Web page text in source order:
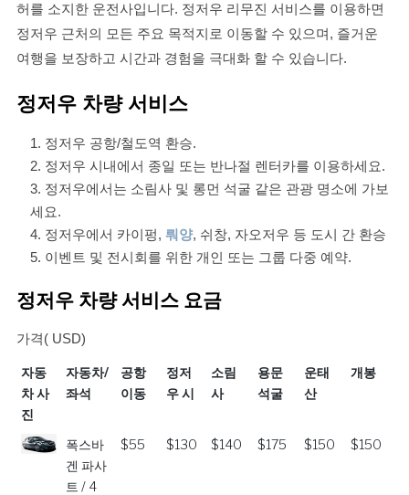
허를 소지한 운전사입니다. 정저우 리무진 서비스를 이용하면
정저우 근처의 모든 주요 목적지로 이동할 수 있으며, 즐거운
여행을 보장하고 시간과 경험을 극대화 할 수 있습니다.
정저우 차량 서비스
정저우 공항/철도역 환승.
정저우 시내에서 종일 또는 반나절 렌터카를 이용하세요.
정저우에서는 소림사 및 롱먼 석굴 같은 관광 명소에 가보
세요.
정저우에서 카이펑, 뤄양, 쉬창, 자오저우 등 도시 간 환승
이벤트 및 전시회를 위한 개인 또는 그룹 다중 예약.
정저우 차량 서비스 요금
가격( USD)
자동
차 사
진
자동차/
좌석
공항
이동
정저
우 시
소림
사
용문
석굴
운태
산
개봉
자동
자동차/
좌석
공항
정저
소림
용문
운태
개봉
폭스바
겐 파사
트 / 4
$55 $130 $140 $175 $150 $150